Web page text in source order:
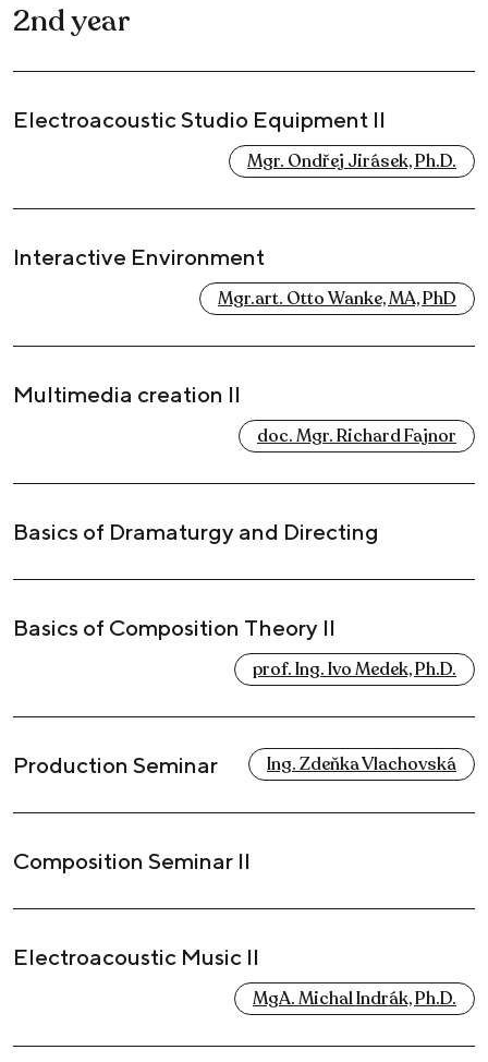
2nd year
Electroacoustic Studio Equipment II
Mgr. Ondřej Jirásek, Ph.D.
Interactive Environment
Mgr.art. Otto Wanke, MA, PhD
Multimedia creation II
doc. Mgr. Richard Fajnor
Basics of Dramaturgy and Directing
Basics of Composition Theory II
prof. Ing. Ivo Medek, Ph.D.
Production Seminar Ing. Zdeňka Vlachovská
Composition Seminar II
Electroacoustic Music II
MgA. Michal Indrák, Ph.D.